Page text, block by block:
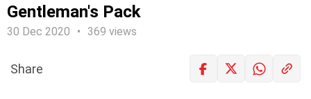
Gentleman's Pack
30 Dec 2020 369 views
Share